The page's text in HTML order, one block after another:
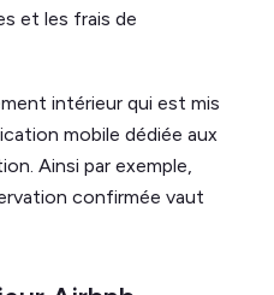
et les frais de
intérieur qui est mis
mobile dédiée aux
Ainsi par exemple,
confirmée vaut